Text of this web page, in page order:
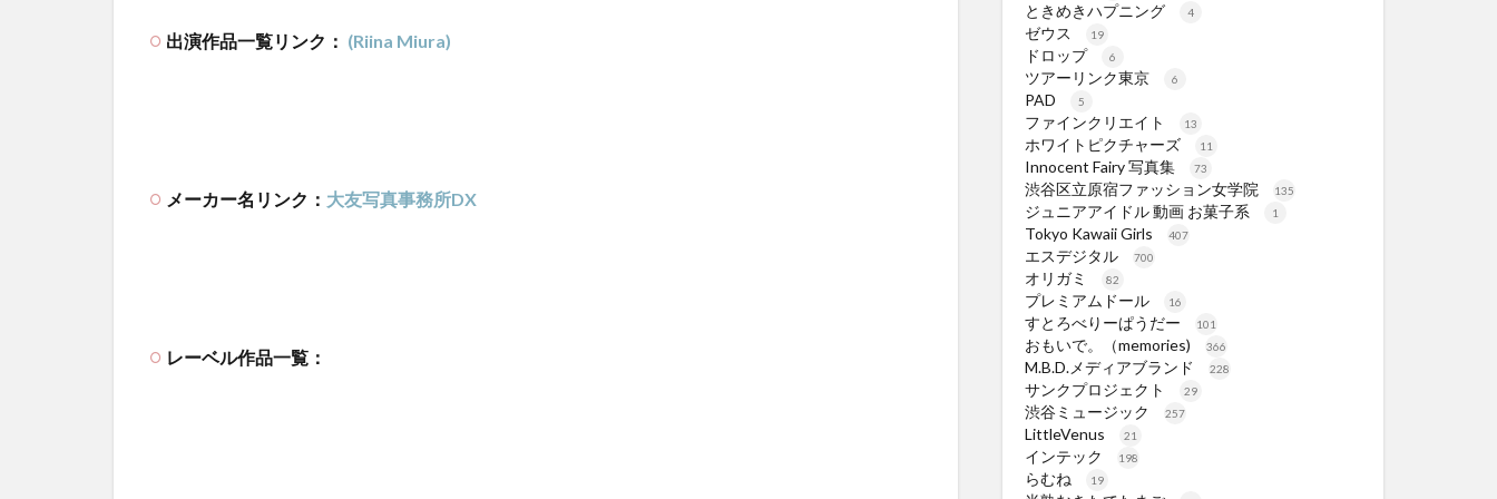
出演作品一覧リンク： (Riina Miura)
メーカー名リンク： 大友写真事務所DX
レーベル作品一覧：
ときめきハプニング 4
ゼウス 19
ドロップ 6
ツアーリンク東京 6
PAD 5
ファインクリエイト 13
ホワイトピクチャーズ 11
Innocent Fairy 写真集 73
渋谷区立原宿ファッション女学院 135
ジュニアアイドル 動画 お菓子系 1
Tokyo Kawaii Girls 407
エスデジタル 700
オリガミ 82
プレミアムドール 16
すとろべりーぱうだー 101
おもいで。（memories) 366
M.B.D.メディアブランド 228
サンクプロジェクト 29
渋谷ミュージック 257
LittleVenus 21
インテック 198
らむね 19